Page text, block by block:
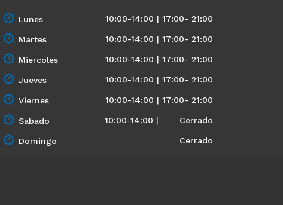
Lunes 10:00-14:00 | 17:00- 21:00
Martes 10:00-14:00 | 17:00- 21:00
Miercoles 10:00-14:00 | 17:00- 21:00
Jueves 10:00-14:00 | 17:00- 21:00
Viernes 10:00-14:00 | 17:00- 21:00
Sabado 10:00-14:00 | Cerrado
Domingo Cerrado